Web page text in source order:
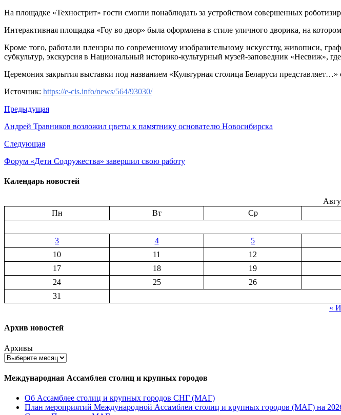
На площадке «Технострит» гости смогли понаблюдать за устройством совершенных
Интерактивная площадка «Гоу во двор» была оформлена в стиле уличного дворика, на
Кроме того, работали пленэры по современному изобразительному искусству, живописи,
субкультур, экскурсия в Национальный историко-культурный музей-заповедник «Несвиж»,
Церемония закрытия выставки под названием «Культурная столица Беларуси представляет…»
Источник: https://e-cis.info/news/564/93030/
Предыдущая
Андрей Травников возложил цветы к памятнику основателю Новосибирска
Следующая
Форум «Дети Содружества» завершил свою работу
Календарь новостей
Пн
Вт Ср
3
4 5
10
11 12
17
18 19
24
25 26
31
«
Архив новостей
Архивы
Международная Ассамблея столиц и крупных городов
Об Ассамблее столиц и крупных городов СНГ (МАГ)
План мероприятий Международной Ассамблеи столиц и крупных городов (МАГ) на